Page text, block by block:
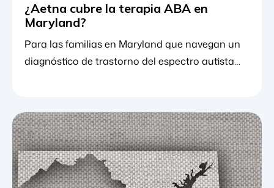
¿Aetna cubre la terapia ABA en
Maryland?
Para las familias en Maryland que navegan un
diagnóstico de trastorno del espectro autista
Una de las piezas más importantes de ese
rompecabezas es el análisis conductual
aplicado (terapia ABA). Ampliamente
reconocido como la intervención más efectiva y
basada en la investigación para el autismo, el